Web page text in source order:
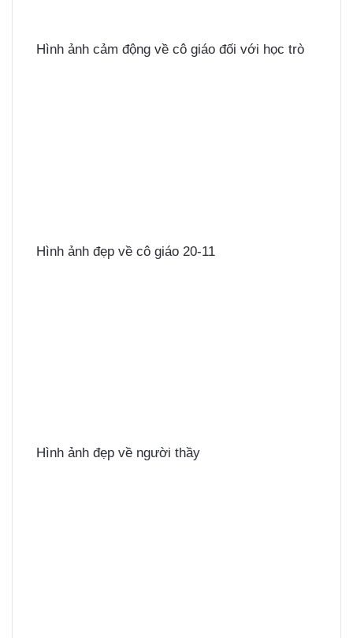
Hình ảnh cảm động về cô giáo đối với học trò
Hình ảnh đẹp về cô giáo 20-11
Hình ảnh đẹp về người thầy